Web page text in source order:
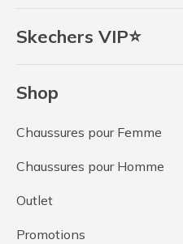
Skechers VIP⭐
Shop
Chaussures pour Femme
Chaussures pour Homme
Outlet
Promotions